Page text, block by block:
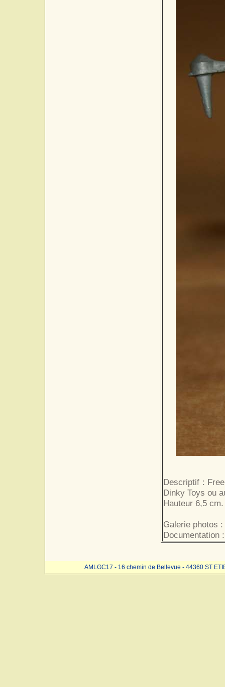
Descriptif :
Dinky Toys ou
Hauteur 6,5
Galerie photos :
Documentation :
AMLGC17 - 16 chemin de Bellevue - 44360 ST